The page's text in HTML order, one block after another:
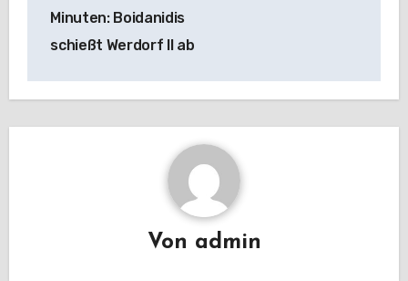
Minuten: Boidanidis
schießt Werdorf II ab
Von admin